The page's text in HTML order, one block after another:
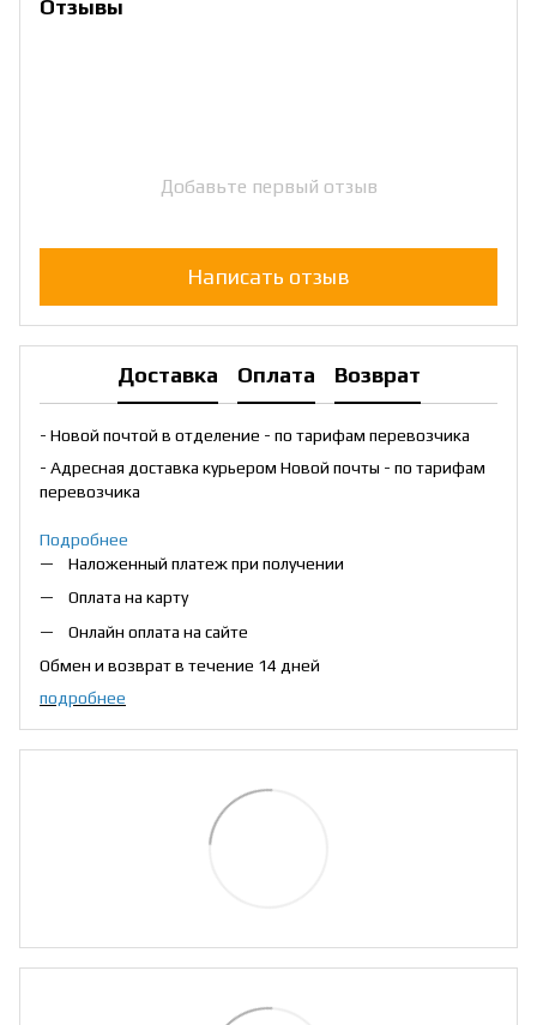
Отзывы
Добавьте первый отзыв
Написать отзыв
Доставка Оплата Возврат
- Новой почтой в отделение - по тарифам перевозчика
- Адресная доставка курьером Новой почты - по тарифам
перевозчика
Подробнее
Наложенный платеж при получении
Оплата на карту
Онлайн оплата на сайте
Обмен и возврат в течение 14 дней
подробнее